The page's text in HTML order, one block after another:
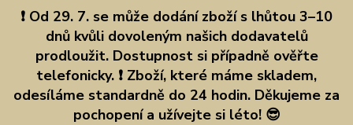
❗ Od 29. 7. se může dodání zboží s lhůtou 3–10
dnů kvůli dovoleným našich dodavatelů
prodloužit. Dostupnost si případně ověřte
telefonicky. ❗ Zboží, které máme skladem,
odesíláme standardně do 24 hodin. Děkujeme za
pochopení a užívejte si léto! 😎